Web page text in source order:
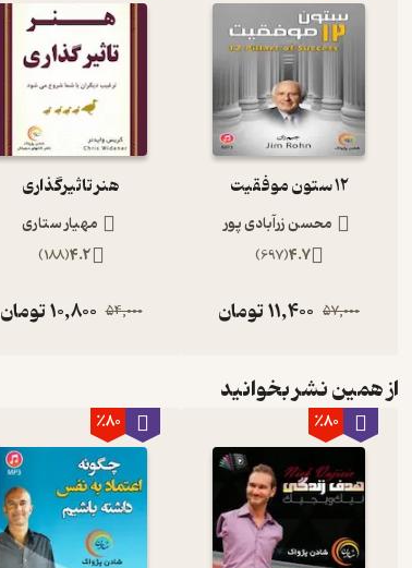
12 ستون موفقیت
محسن زرآبادی پور
4.7
(
697
)
57,000
11,400تومان
هنر تاثیرگذاری
مهیار ستاری
4.2
(
188
)
54,000
10,800تومان
از همین نشر بخوانید
٪80 ٪80